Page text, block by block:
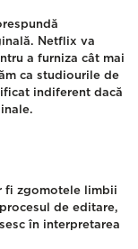
Netflix va
a furniza cât mai
ca studiourile de
indiferent dacă
fi zgomotele limbii
de editare,
în interpretarea